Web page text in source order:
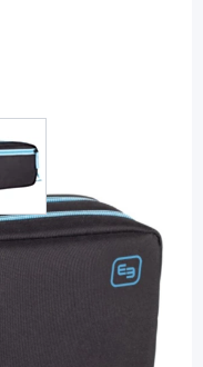
Tasche Schwarz
/ 1 Stck